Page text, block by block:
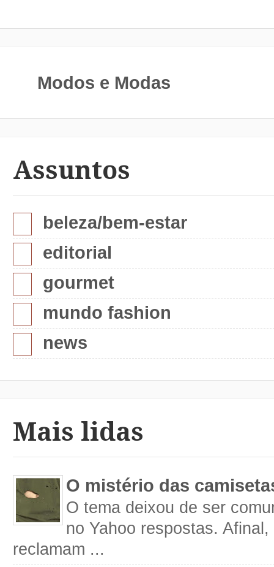
Modos e Modas
Assuntos
beleza/bem-estar
editorial
gourmet
mundo fashion
news
Mais lidas
O mistério das
O tema deixou de ser
no Yahoo respostas.
reclamam ...